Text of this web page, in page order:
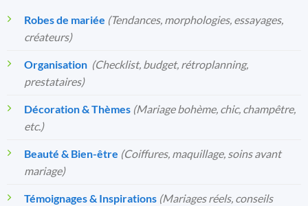
Robes de mariée (Tendances, morphologies, essayages,
créateurs)
Organisation️ (Checklist, budget, rétroplanning,
prestataires)
Décoration & Thèmes (Mariage bohème, chic, champêtre,
etc.)
Beauté & Bien-être (Coiffures, maquillage, soins avant
mariage)
Témoignages & Inspirations (Mariages réels, conseils